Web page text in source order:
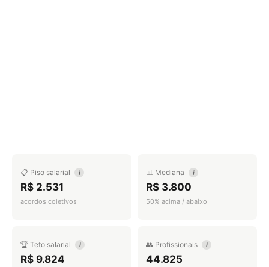
📋 Piso salarial i
R$ 2.531
acordos coletivos
📊 Mediana i
R$ 3.800
50% acima / abaixo
🏆 Teto salarial i
R$ 9.824
👥 Profissionais i
44.825